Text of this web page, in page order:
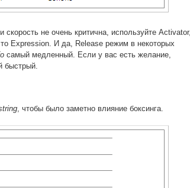
не очень критична, используйте Activator,
Expression. И да, Release режим в некоторых
самый медленный. Если у вас есть желание,
быстрый.
, чтобы было заметно влияние боксинга.